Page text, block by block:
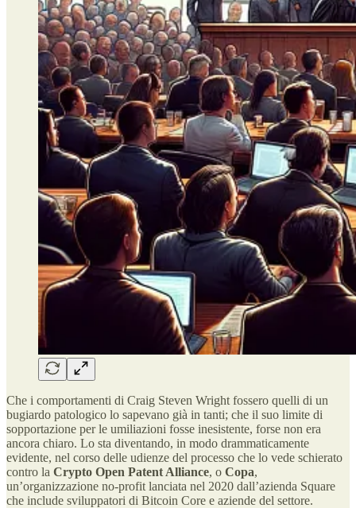
Che i comportamenti di Craig Steven Wright fossero quelli di un
bugiardo patologico lo sapevano già in tanti; che il suo limite di
sopportazione per le umiliazioni fosse inesistente, forse non era
ancora chiaro. Lo sta diventando, in modo drammaticamente
evidente, nel corso delle udienze del processo che lo vede schierato
contro la Crypto Open Patent Alliance, o Copa,
un’organizzazione no-profit lanciata nel 2020 dall’azienda Square
che include sviluppatori di Bitcoin Core e aziende del settore.